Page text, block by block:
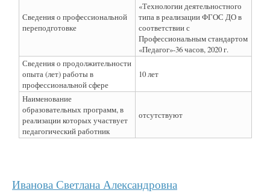
Сведения о профессиональной
переподготовке
«Технологии деятельностного
типа в реализации ФГОС ДО в
соответствии с
Профессиональным стандартом
«Педагог»-36 часов, 2020 г.
Сведения о продолжительности
опыта (лет) работы в
профессиональной сфере
10 лет
Наименование
образовательных программ, в
реализации которых участвует
педагогический работник
отсутствуют
Иванова Светлана Александровна